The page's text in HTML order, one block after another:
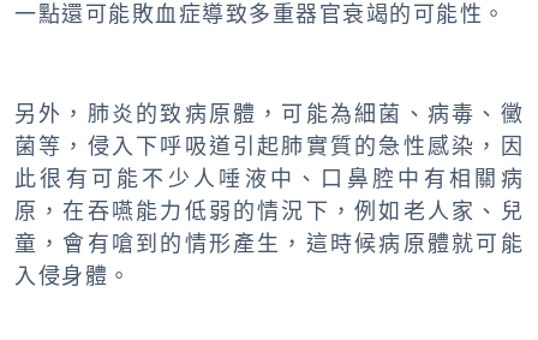
一點還可能敗血症導致多重器官衰竭的可能性。
另外，肺炎的致病原體，可能為細菌、病毒、黴
菌等，侵入下呼吸道引起肺實質的急性感染，因
此很有可能不少人唾液中、口鼻腔中有相關病
原，在吞嚥能力低弱的情況下，例如老人家、兒
童，會有嗆到的情形產生，這時候病原體就可能
入侵身體。